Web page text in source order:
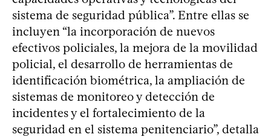
sistema de seguridad pública”. Entre ellas se
incluyen “la incorporación de nuevos
efectivos policiales, la mejora de la movilidad
policial, el desarrollo de herramientas de
identificación biométrica, la ampliación de
sistemas de monitoreo y detección de
incidentes y el fortalecimiento de la
seguridad en el sistema penitenciario”, detalla